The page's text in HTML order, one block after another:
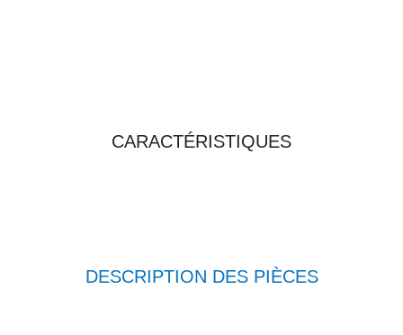
CARACTÉRISTIQUES
DESCRIPTION DES PIÈCES